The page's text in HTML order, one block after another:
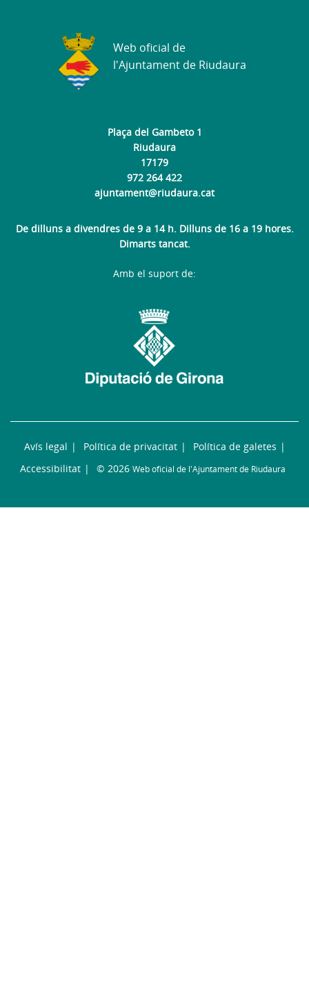
Plaça del Gambeto 1
Riudaura
17179
972 264 422
ajuntament@riudaura.cat
De dilluns a divendres de 9 a 14 h. Dilluns de 16 a 19 hores.
Dimarts tancat.
Web oficial de
l'Ajuntament de Riudaura
Avís legal Política de privacitat
Política de galetes
Accessibilitat
© 2026 Web oficial de l'Ajuntament de Riudaura
Amb el suport de: